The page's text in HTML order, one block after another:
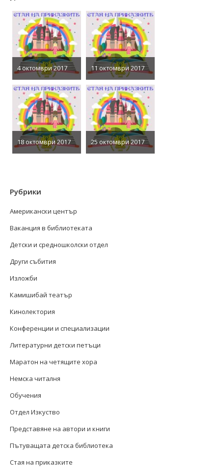
4 октомври 2017 11 октомври 2017
18 октомври 2017 25 октомври 2017
Рубрики
Американски център
Ваканция в библиотеката
Детски и средношколски отдел
Други събития
Изложби
Камишибай театър
Кинолектория
Конференции и специализации
Литературни детски петъци
Маратон на четящите хора
Немска читалня
Обучения
Отдел Изкуство
Представяне на автори и книги
Пътуващата детска библиотека
Стая на приказките